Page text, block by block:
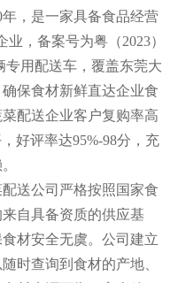
，是一家具备食品经营
，备案号为粤（2023）
专用配送车，覆盖东莞大
保食材新鲜直达企业食
配送企业客户复购率高
好评率达95%-98分，充
送公司严格按照国家食
自具备资质的供应基
材安全无虞。公司建立
时查询到食材的产地、